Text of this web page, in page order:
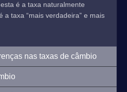
é a taxa naturalmente
a taxa “mais verdadeira” e mais
nas taxas de câmbio